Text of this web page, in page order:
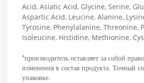
Acid, Asiatic Acid, Glycine, Serine,
Aspartic Acid, Leucine, Alanine,
Tyrosine, Phenylalanine, Threonine,
Isoleucine, Histidine, Methionine,
*производитель оставляет за собой
изменения в состав продукта. Точный
упаковке.